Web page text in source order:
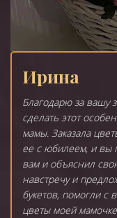
Ирина
Благодарю за вашу
сделать этот
мамы. Заказала
ее с юбилеем, и вы
вам и объяснил
навстречу и
букетов, помогли с
цветы моей